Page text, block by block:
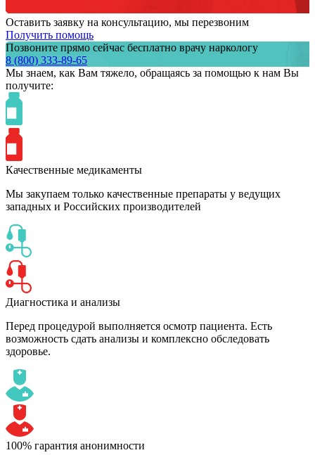
Оставить заявку на консультацию, мы перезвоним
Получить помощь
Позвоните прямо сейчас бесплатно врачу наркологу
8 (800) 333-89-65
Мы знаем, как Вам тяжело, обращаясь за помощью к нам Вы
получите:
Качественные медикаменты
Мы закупаем только качественные препараты у ведущих
западных и Российских производителей
Диагностика и анализы
Перед процедурой выполняется осмотр пациента. Есть
возможность сдать анализы и комплексно обследовать
здоровье.
100% гарантия анонимности